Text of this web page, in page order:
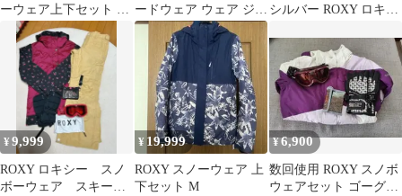
ーウェア上下セット レ
ディースMサイズSサイ
ードウェア ウェア ジャ
ケット メンズ レディー
シルバー ROXY ロキシ
TEX 防寒 防水 撥水 ラ
ミネート加工 スノボ ス
ノーボード スキー ウェ
ア 中綿 ダウン チノパ
ン風 パンツ レディース
M サイズ
¥9,999
ROXY ロキシー スノ
ボーウェア スキーウ
¥ 19,999
ROXY スノーウェア 上
下セット M
¥6,900
数回使用 ROXY スノボ
ウェアセット ゴーグル